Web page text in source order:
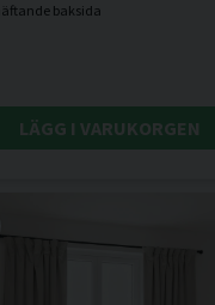
LÄGG I VARUKORGEN